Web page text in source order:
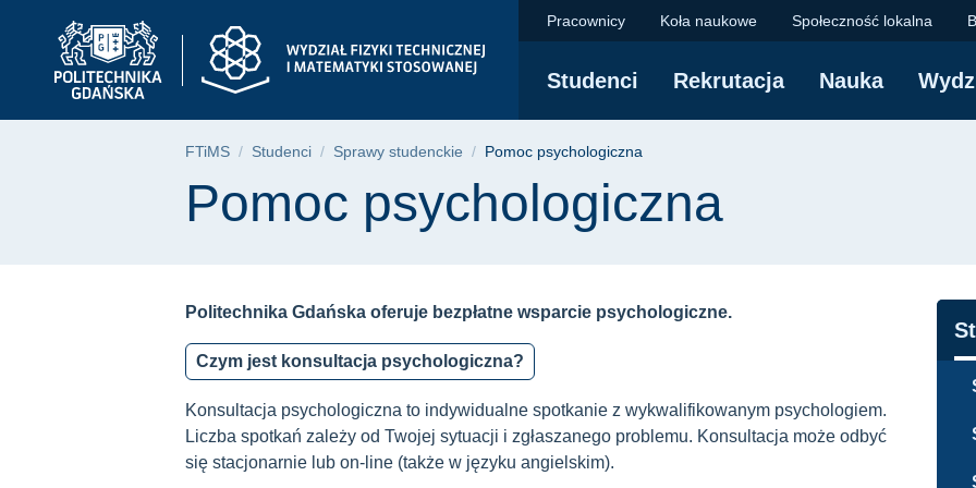
głównego
wyszukiwarki
Pomoc psychologiczna | FTiMS -
Pracownicy Koła naukowe Społeczność lokalna
Studenci Rekrutacja Nauka
Ścieżka nawigacyjna
FTiMS Studenci Sprawy studenckie Pomoc psychologiczna
Treść strony
Pomoc psychologiczna
Politechnika Gdańska oferuje bezpłatne wsparcie psychologiczne.
Czym jest konsultacja psychologiczna?
Konsultacja psychologiczna to indywidualne spotkanie z wykwalifikowanym psychologiem.
Liczba spotkań zależy od Twojej sytuacji i zgłaszanego problemu. Konsultacja może odbyć
się stacjonarnie lub on-line (także w języku angielskim).